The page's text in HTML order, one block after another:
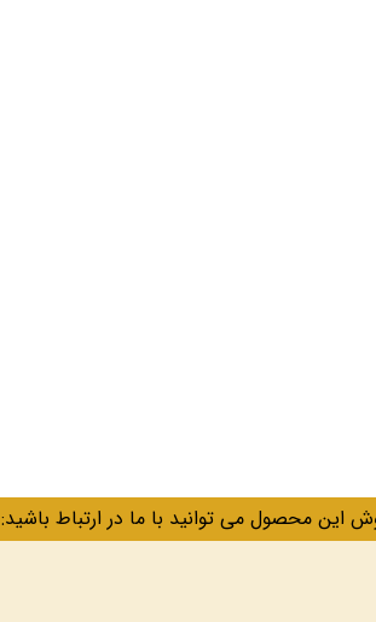
محصول می توانید با ما در ارتباط باشید: